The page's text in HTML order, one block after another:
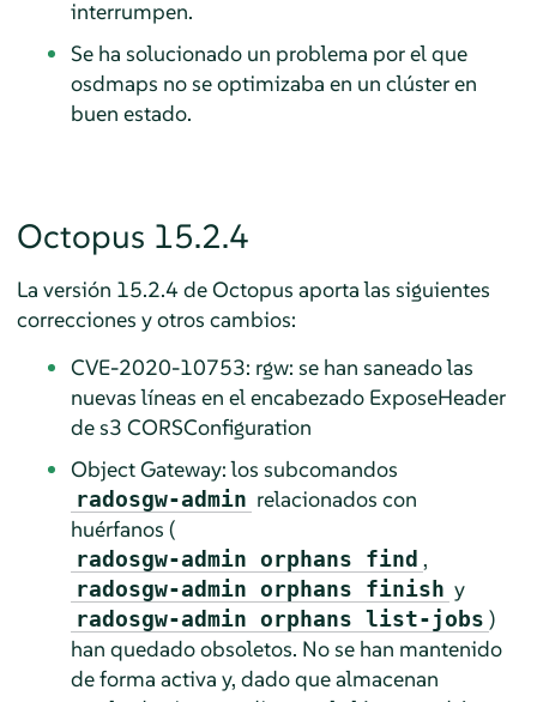
interrumpen.
Se ha solucionado un problema por el que
osdmaps no se optimizaba en un clúster en
buen estado.
Octopus 15.2.4
La versión 15.2.4 de Octopus aporta las siguientes
correcciones y otros cambios:
CVE-2020-10753: rgw: se han saneado las
nuevas líneas en el encabezado ExposeHeader
de s3 CORSConfiguration
Object Gateway: los subcomandos
radosgw-admin relacionados con
huérfanos (
radosgw-admin orphans find ,
radosgw-admin orphans finish y
radosgw-admin orphans list-jobs )
han quedado obsoletos. No se han mantenido
de forma activa y, dado que almacenan